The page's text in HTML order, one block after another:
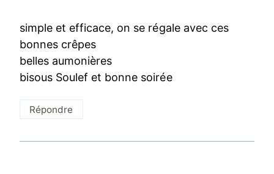
simple et efficace, on se régale avec ces
bonnes crêpes
belles aumonières
bisous Soulef et bonne soirée
Répondre